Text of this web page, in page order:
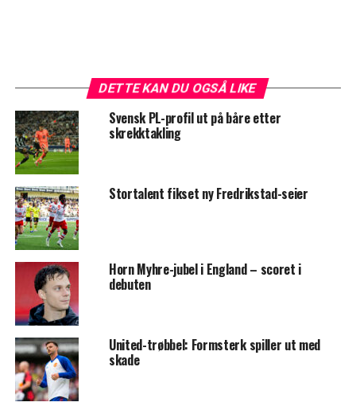
DETTE KAN DU OGSÅ LIKE
Svensk PL-profil ut på båre etter
skrekktakling
Stortalent fikset ny Fredrikstad-seier
Horn Myhre-jubel i England – scoret i
debuten
United-trøbbel: Formsterk spiller ut med
skade